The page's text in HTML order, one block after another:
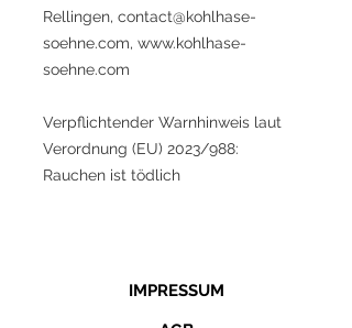
Rellingen, contact@kohlhase-
soehne.com, www.kohlhase-
soehne.com
Verpflichtender Warnhinweis laut
Verordnung (EU) 2023/988:
Rauchen ist tödlich
IMPRESSUM